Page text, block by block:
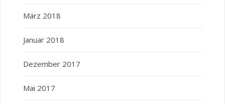
März 2018
Januar 2018
Dezember 2017
Mai 2017